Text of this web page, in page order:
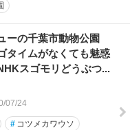
ーの千葉市動物公園
タイムがなくても魅惑
スゴモリどうぶつ...
07/24
# コツメカワウソ